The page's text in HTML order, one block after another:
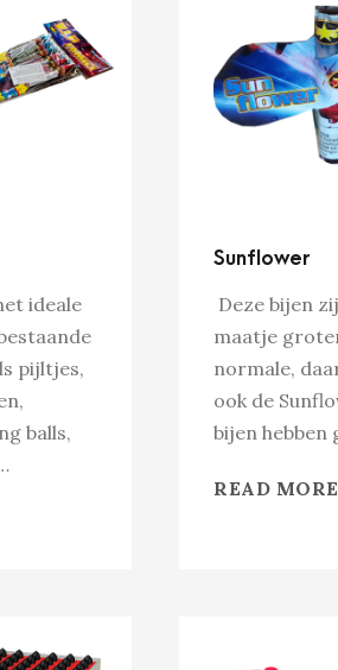
ideale
pijltjes,
balls,
Sunflower
Deze bijen
maatje
normale,
ook de
bijen hebben
READ MORE